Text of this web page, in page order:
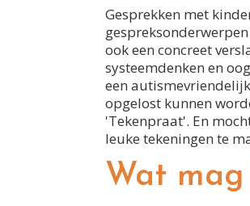
Gesprekken met
ook een concreet
systeemdenken en
een
opgelost kunnen
'Tekenpraat'. En
leuke tekeningen te
Wat